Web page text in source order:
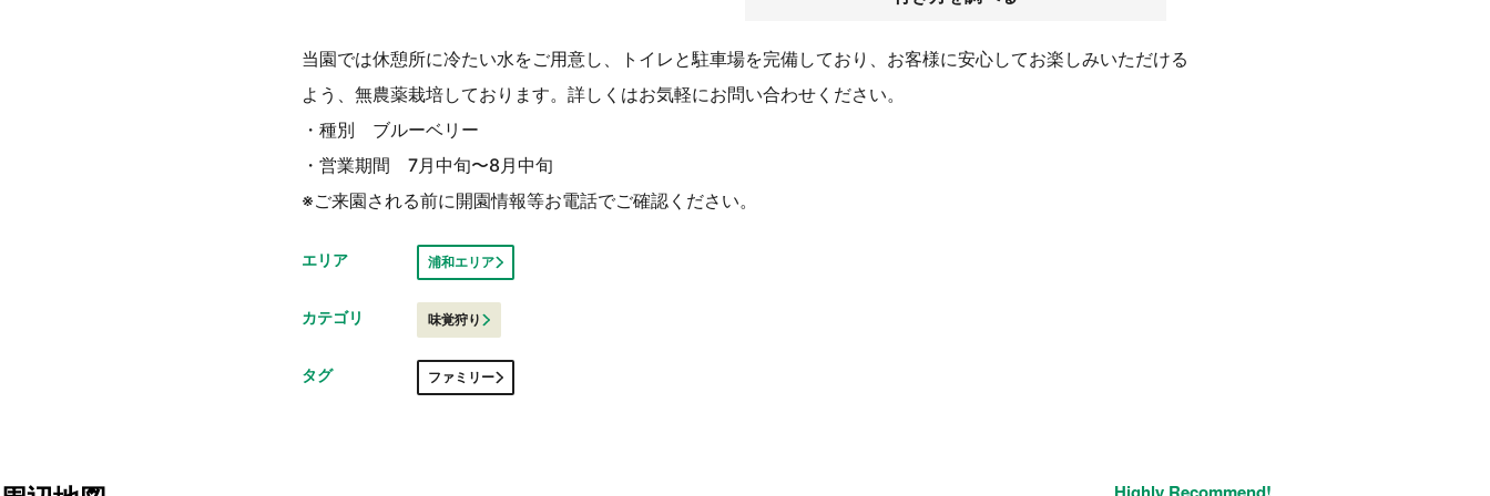
当園では休憩所に冷たい水をご用意し、トイレと駐車場を完備しており、お客様に安心してお楽しみいただける
よう、無農薬栽培しております。詳しくはお気軽にお問い合わせください。
・種別 ブルーベリー
・営業期間 7月中旬〜8月中旬
※ご来園される前に開園情報等お電話でご確認ください。
エリア 浦和エリア
カテゴリ 味覚狩り
タグ ファミリー